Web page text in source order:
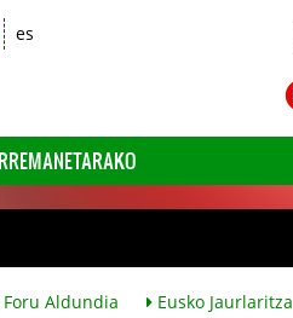
es
Aldundia Eusko Jaurlaritza